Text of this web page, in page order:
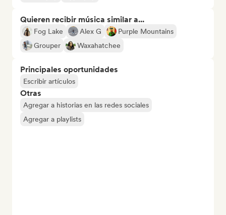
Quieren recibir música similar a...
Fog Lake Alex G
Purple Mountains
Grouper
Waxahatchee
Principales oportunidades
Escribir artículos
Otras
Agregar a historias en las redes sociales
Agregar a playlists